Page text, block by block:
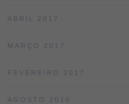
ABRIL 2017
MARÇO 2017
FEVEREIRO 2017
AGOSTO 2016